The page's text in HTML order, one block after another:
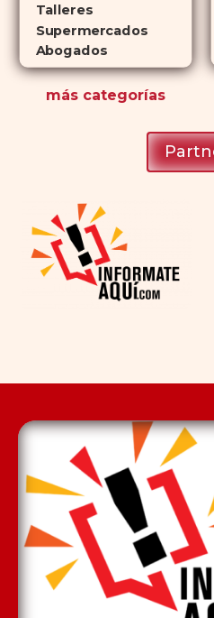
Talleres
Supermercados
Abogados
más categorías